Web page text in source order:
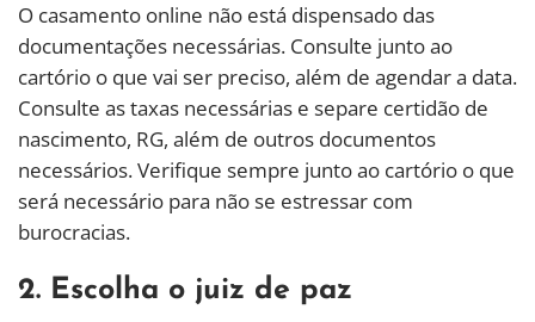
O casamento online não está dispensado das
documentações necessárias. Consulte junto ao
cartório o que vai ser preciso, além de agendar a data.
Consulte as taxas necessárias e separe certidão de
nascimento, RG, além de outros documentos
necessários. Verifique sempre junto ao cartório o que
será necessário para não se estressar com
burocracias.
2. Escolha o juiz de paz